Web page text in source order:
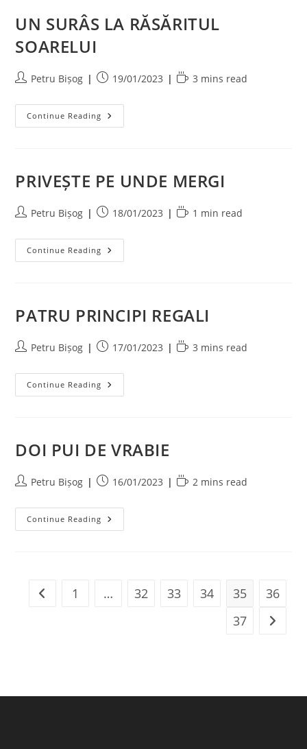
Șl
A
UN SURÂS LA RĂSĂRITUL
SOARELUI
PostPetru Bișog
Post19/01/2023
Reading
3 mins read
Continue Reading UN
SURÂS
PRIVEȘTE PE UNDE MERGI
PostPetru Bișog
Post18/01/2023
Reading
1 min read
Continue Reading PRIVEȘTE
PE
PATRU PRINCIPI REGALI
PostPetru Bișog
Post17/01/2023
Reading
3 mins read
Continue Reading PATRU
PRINCIPI
DOI PUI DE VRABIE
PostPetru Bișog
Post16/01/2023
Reading
2 mins read
Continue Reading DOI
PUI
Go to the previous page
1 … 32 33 34 35
36
37
Go to